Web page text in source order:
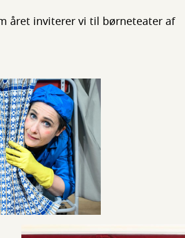
året inviterer vi til børneteater af